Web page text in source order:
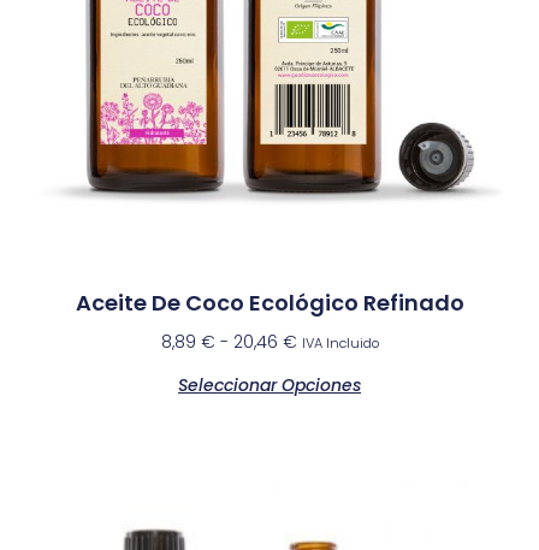
Aceite De Coco Ecológico Refinado
8,89 € - 20,46 € IVA Incluido
Seleccionar Opciones